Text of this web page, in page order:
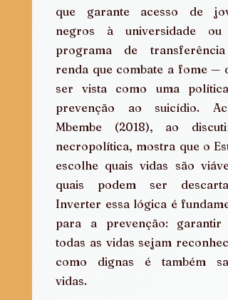
que garante acesso de
negros à universidade ou
programa de transferência
renda que combate a fome —
ser vista como uma política
prevenção ao suicídio.
Mbembe (2018), ao
necropolítica, mostra que o
escolhe quais vidas são
quais podem ser
Inverter essa lógica é
para a prevenção: garantir
todas as vidas sejam
como dignas é também
vidas.